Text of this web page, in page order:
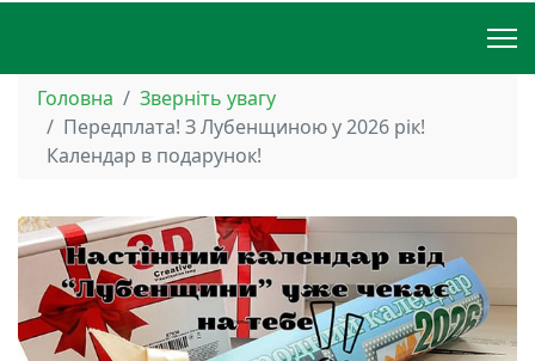
Головна
Зверніть увагу
Передплата! З Лубенщиною у 2026 рік!
Календар в подарунок!